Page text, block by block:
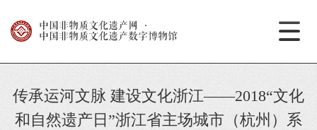
中国非物质文化遗产网
·
中国非物质文化遗产数字博物馆
传承运河文脉 建设文化浙江——2018“文化
和自然遗产日”浙江省主场城市（杭州）系